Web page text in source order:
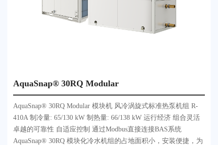
AquaSnap® 30RQ Modular
AquaSnap® 30RQ Modular 模块机 风冷涡旋式标准热泵机组 R-
410A 制冷量: 65/130 kW 制热量: 66/138 kW 运行经济 组合灵活
卓越的可靠性 自适应控制 通过Modbus直接连接BAS系统
AquaSnap® 30RQ 模块化冷水机组的占地面积小，安装便捷，为